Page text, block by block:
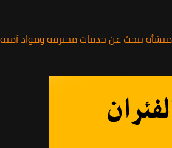
أو منشأة تبحث عن خدمات محترفة ومواد